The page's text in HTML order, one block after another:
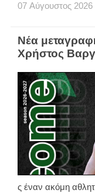
07 Αύγουστος 2026
Νέα
Χρήστος
ς έναν ακόμη